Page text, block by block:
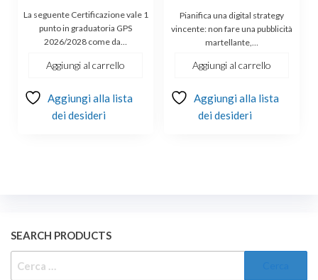
prezzo
originale
era:
€120.00.
prezzo
attuale
è:
€99.00.
La seguente Certificazione vale 1
punto in graduatoria GPS
2026/2028 come da…
Aggiungi al carrello
Aggiungi alla lista
dei desideri
Pianifica una digital strategy
vincente: non fare una pubblicità
martellante,…
Aggiungi al carrello
Aggiungi alla lista
dei desideri
SEARCH PRODUCTS